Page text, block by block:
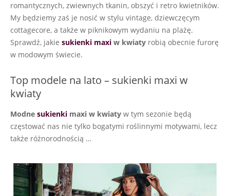
romantycznych, zwiewnych tkanin, obszyć i retro kwietników.
My będziemy zaś je nosić w stylu vintage, dziewczęcym
cottagecore, a także w piknikowym wydaniu na plażę.
Sprawdź, jakie sukienki maxi w kwiaty robią obecnie furorę
w modowym świecie.
Top modele na lato – sukienki maxi w
kwiaty
Modne sukienki maxi w kwiaty w tym sezonie będą
częstować nas nie tylko bogatymi roślinnymi motywami, lecz
także różnorodnością …